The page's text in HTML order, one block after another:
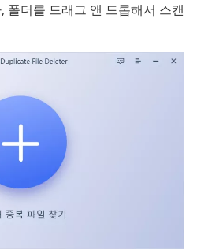
폴더를 드래그 앤 드롭해서 스캔